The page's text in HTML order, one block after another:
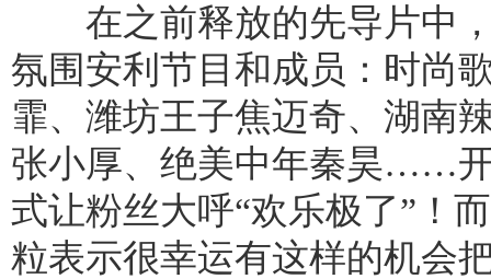
在之前释放的先导片中，
氛围安利节目和成员：时尚
霏、潍坊王子焦迈奇、湖南
张小厚、绝美中年秦昊……
式让粉丝大呼“欢乐极了”！
粒表示很幸运有这样的机会